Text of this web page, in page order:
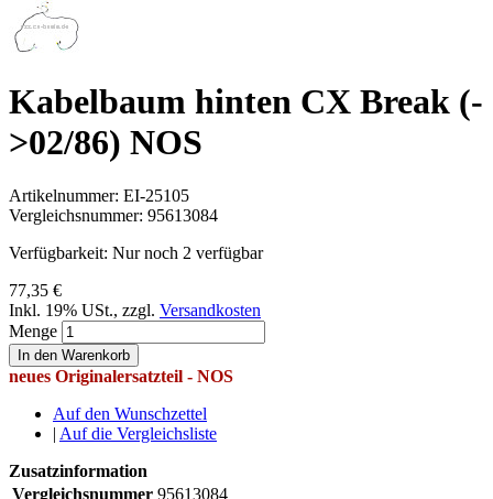
Kabelbaum hinten CX Break (-
>02/86) NOS
Artikelnummer: EI-25105
Vergleichsnummer: 95613084
Verfügbarkeit: Nur noch 2 verfügbar
77,35 €
Inkl. 19% USt., zzgl. Versandkosten
Menge
In den Warenkorb
neues Originalersatzteil - NOS
Auf den Wunschzettel
| Auf die Vergleichsliste
Zusatzinformation
Vergleichsnummer 95613084